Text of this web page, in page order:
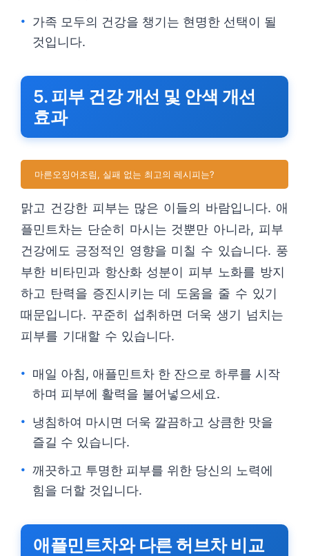
가족 모두의 건강을 챙기는 현명한 선택이 될
것입니다.
5. 피부 건강 개선 및 안색 개선
효과
마른오징어조림, 실패 없는 최고의 레시피는?
맑고 건강한 피부는 많은 이들의 바람입니다. 애
플민트차는 단순히 마시는 것뿐만 아니라, 피부
건강에도 긍정적인 영향을 미칠 수 있습니다. 풍
부한 비타민과 항산화 성분이 피부 노화를 방지
하고 탄력을 증진시키는 데 도움을 줄 수 있기
때문입니다. 꾸준히 섭취하면 더욱 생기 넘치는
피부를 기대할 수 있습니다.
매일 아침, 애플민트차 한 잔으로 하루를 시작
하며 피부에 활력을 불어넣으세요.
냉침하여 마시면 더욱 깔끔하고 상큼한 맛을
즐길 수 있습니다.
깨끗하고 투명한 피부를 위한 당신의 노력에
힘을 더할 것입니다.
애플민트차와 다른 허브차 비교